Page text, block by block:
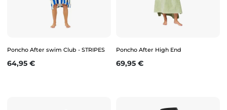
Poncho After swim Club - STRIPES
Prix
64,95 €
Poncho After High End
Prix
69,95 €